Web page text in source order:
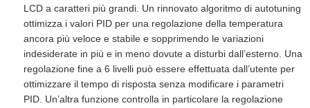
LCD a caratteri più grandi. Un rinnovato algoritmo di autotuning
ottimizza i valori PID per una regolazione della temperatura
ancora più veloce e stabile e sopprimendo le variazioni
indesiderate in più e in meno dovute a disturbi dall’esterno. Una
regolazione fine a 6 livelli può essere effettuata dall’utente per
ottimizzare il tempo di risposta senza modificare i parametri
PID. Un’altra funzione controlla in particolare la regolazione